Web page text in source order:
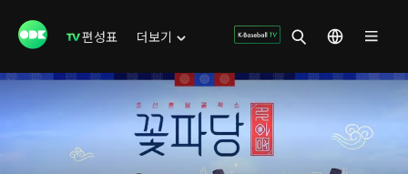
편성표 더보기